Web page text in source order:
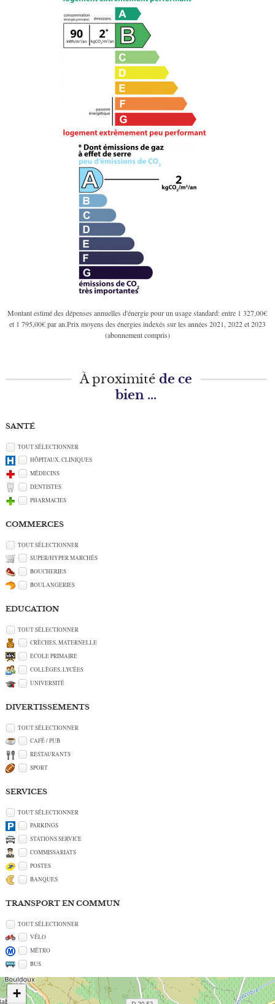
Montant estimé des dépenses annuelles d'énergie pour un usage standard: entre 1 327,00€
et 1 795,00€ par an.Prix moyens des énergies indexés sur les années 2021, 2022 et 2023
(abonnement compris)
À proximitéde ce
bien ...
SANTÉ
TOUT SÉLECTIONNER
HÔPITAUX, CLINIQUES
MÉDECINS
DENTISTES
PHARMACIES
COMMERCES
TOUT SÉLECTIONNER
SUPER/HYPER MARCHÉS
BOUCHERIES
BOULANGERIES
EDUCATION
TOUT SÉLECTIONNER
CRÈCHES, MATERNELLE
ECOLE PRIMAIRE
COLLÈGES, LYCÉES
UNIVERSITÉ
DIVERTISSEMENTS
TOUT SÉLECTIONNER
CAFÉ / PUB
RESTAURANTS
SPORT
SERVICES
TOUT SÉLECTIONNER
PARKINGS
STATIONS SERVICE
COMMISSARIATS
POSTES
BANQUES
TRANSPORT EN COMMUN
TOUT SÉLECTIONNER
VÉLO
MÉTRO
BUS
+